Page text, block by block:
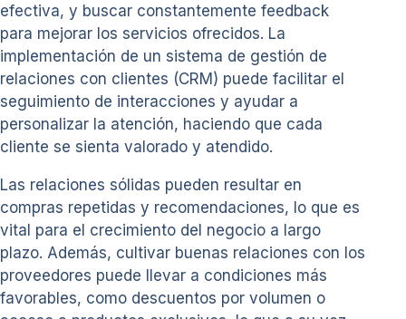
efectiva, y buscar constantemente feedback
para mejorar los servicios ofrecidos. La
implementación de un sistema de gestión de
relaciones con clientes (CRM) puede facilitar el
seguimiento de interacciones y ayudar a
personalizar la atención, haciendo que cada
cliente se sienta valorado y atendido.
Las relaciones sólidas pueden resultar en
compras repetidas y recomendaciones, lo que es
vital para el crecimiento del negocio a largo
plazo. Además, cultivar buenas relaciones con los
proveedores puede llevar a condiciones más
favorables, como descuentos por volumen o